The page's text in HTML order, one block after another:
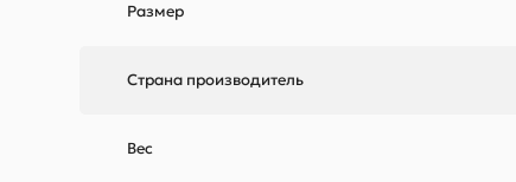
Размер
Страна производитель
Вес